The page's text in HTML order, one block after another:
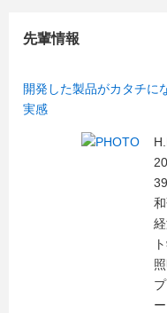
先輩情報
開発した製品がカタチに
実感
ー